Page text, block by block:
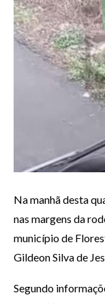
Na manhã desta
nas margens da
município de
Gildeon Silva de
Segundo